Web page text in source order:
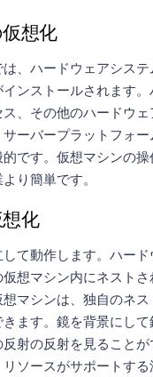
想化
、ハードウェアシステ
ンストールされます。
、その他のハードウェ
サーバープラットフォ
的です。仮想マシンの
り簡単です。
化
て動作します。ハード
想マシン内にネストさ
マシンは、独自のネス
ます。鏡を背景にして
射の反射を見ること
ソースがサポートす